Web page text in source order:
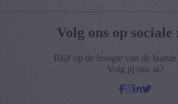
Volg ons op sociale
Blijf op de hoogte van de
Volg jij ons al?